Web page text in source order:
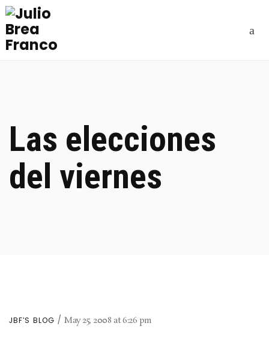
Las elecciones
del viernes
JBF'S BLOG May 25, 2008 at 6:26 pm